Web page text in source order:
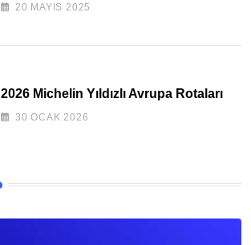
20 MAYIS 2025
2026 Michelin Yıldızlı Avrupa Rotaları
30 OCAK 2026